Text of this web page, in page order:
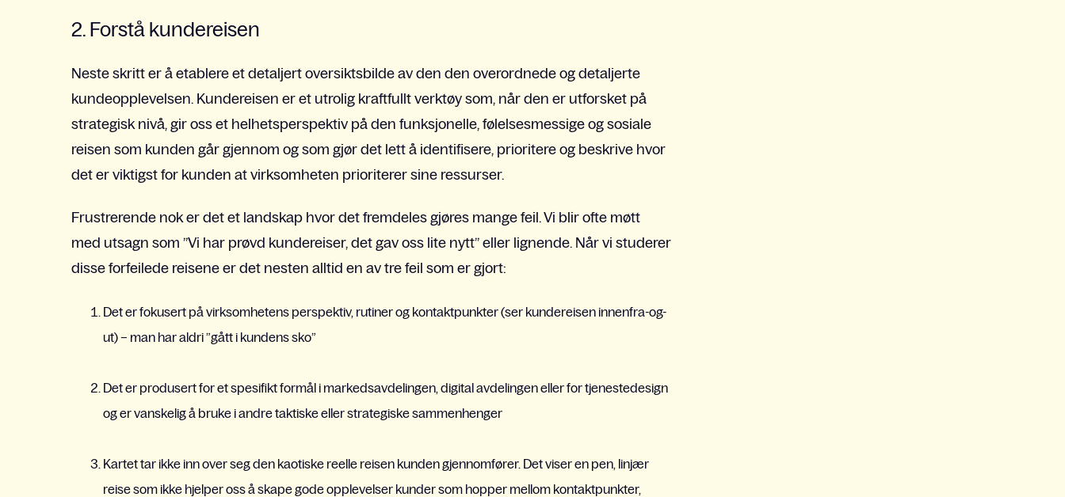
2. Forstå kundereisen
Neste skritt er å etablere et detaljert oversiktsbilde av den den overordnede og detaljerte
kundeopplevelsen. Kundereisen er et utrolig kraftfullt verktøy som, når den er utforsket på
strategisk nivå, gir oss et helhetsperspektiv på den funksjonelle, følelsesmessige og sosiale
reisen som kunden går gjennom og som gjør det lett å identifisere, prioritere og beskrive hvor
det er viktigst for kunden at virksomheten prioriterer sine ressurser.
Frustrerende nok er det et landskap hvor det fremdeles gjøres mange feil. Vi blir ofte møtt
med utsagn som ”Vi har prøvd kundereiser, det gav oss lite nytt” eller lignende. Når vi studerer
disse forfeilede reisene er det nesten alltid en av tre feil som er gjort:
Det er fokusert på virksomhetens perspektiv, rutiner og kontaktpunkter (ser kundereisen innenfra-og-
ut) – man har aldri ”gått i kundens sko”
Det er produsert for et spesifikt formål i markedsavdelingen, digital avdelingen eller for tjenestedesign
og er vanskelig å bruke i andre taktiske eller strategiske sammenhenger
Kartet tar ikke inn over seg den kaotiske reelle reisen kunden gjennomfører. Det viser en pen, linjær
reise som ikke hjelper oss å skape gode opplevelser kunder som hopper mellom kontaktpunkter,